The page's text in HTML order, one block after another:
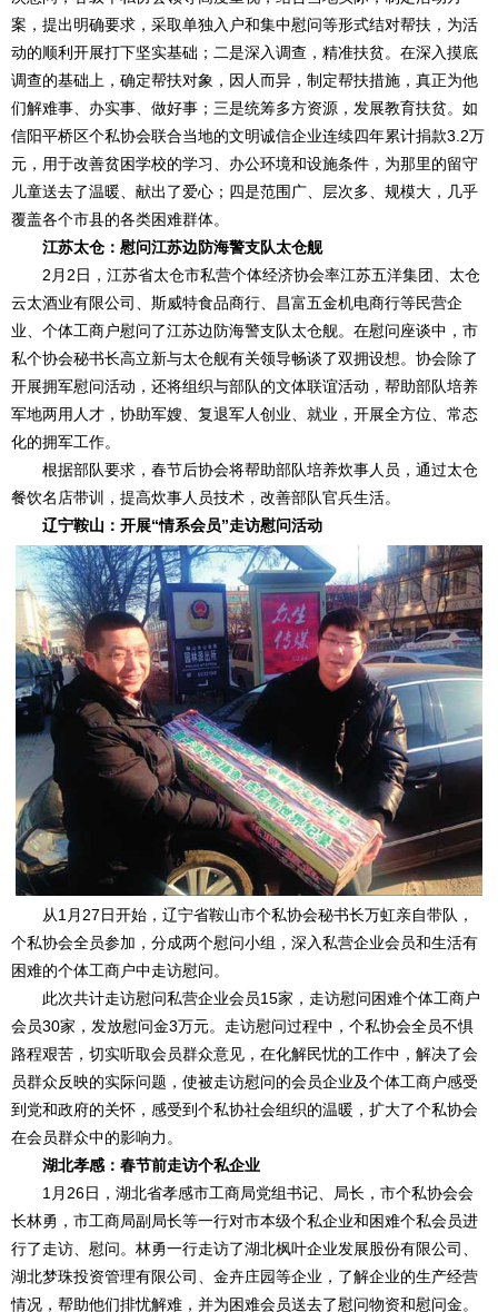
案，提出明确要求，采取单独入户和集中慰问等形式结对帮扶，为活
动的顺利开展打下坚实基础；二是深入调查，精准扶贫。在深入摸底
调查的基础上，确定帮扶对象，因人而异，制定帮扶措施，真正为他
们解难事、办实事、做好事；三是统筹多方资源，发展教育扶贫。如
信阳平桥区个私协会联合当地的文明诚信企业连续四年累计捐款3.2万
元，用于改善贫困学校的学习、办公环境和设施条件，为那里的留守
儿童送去了温暖、献出了爱心；四是范围广、层次多、规模大，几乎
覆盖各个市县的各类困难群体。
江苏太仓：慰问江苏边防海警支队太仓舰
2月2日，江苏省太仓市私营个体经济协会率江苏五洋集团、太仓
云太酒业有限公司、斯威特食品商行、昌富五金机电商行等民营企
业、个体工商户慰问了江苏边防海警支队太仓舰。在慰问座谈中，市
私个协会秘书长高立新与太仓舰有关领导畅谈了双拥设想。协会除了
开展拥军慰问活动，还将组织与部队的文体联谊活动，帮助部队培养
军地两用人才，协助军嫂、复退军人创业、就业，开展全方位、常态
化的拥军工作。
根据部队要求，春节后协会将帮助部队培养炊事人员，通过太仓
餐饮名店带训，提高炊事人员技术，改善部队官兵生活。
辽宁鞍山：开展“情系会员”走访慰问活动
从1月27日开始，辽宁省鞍山市个私协会秘书长万虹亲自带队，
个私协会全员参加，分成两个慰问小组，深入私营企业会员和生活有
困难的个体工商户中走访慰问。
此次共计走访慰问私营企业会员15家，走访慰问困难个体工商户
会员30家，发放慰问金3万元。走访慰问过程中，个私协会全员不惧
路程艰苦，切实听取会员群众意见，在化解民忧的工作中，解决了会
员群众反映的实际问题，使被走访慰问的会员企业及个体工商户感受
到党和政府的关怀，感受到个私协社会组织的温暖，扩大了个私协会
在会员群众中的影响力。
湖北孝感：春节前走访个私企业
1月26日，湖北省孝感市工商局党组书记、局长，市个私协会会
长林勇，市工商局副局长等一行对市本级个私企业和困难个私会员进
行了走访、慰问。林勇一行走访了湖北枫叶企业发展股份有限公司、
湖北梦珠投资管理有限公司、金卉庄园等企业，了解企业的生产经营
情况，帮助他们排忧解难，并为困难会员送去了慰问物资和慰问金。